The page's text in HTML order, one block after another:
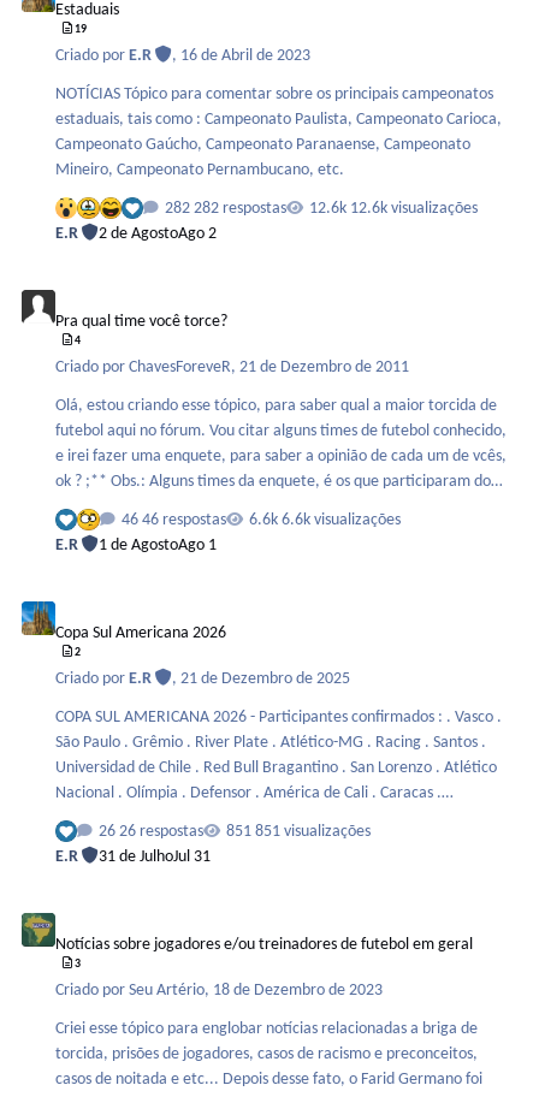
Estaduais
19
Criado porE.R , 16 de Abril de 2023
NOTÍCIAS Tópico para comentar sobre os principais campeonatos
estaduais, tais como : Campeonato Paulista, Campeonato Carioca,
Campeonato Gaúcho, Campeonato Paranaense, Campeonato
Mineiro, Campeonato Pernambucano, etc.
282 respostas
12.6k visualizações
E.R
2 de AgostoAgo 2
Pra qual time você torce?
4
Criado porChavesForeveR,21 de Dezembro de 2011
Olá, estou criando esse tópico, para saber qual a maior torcida de
futebol aqui no fórum. Vou citar alguns times de futebol conhecido,
e irei fazer uma enquete, para saber a opinião de cada um de vcês,
ok ? ;** Obs.: Alguns times da enquete, é os que participaram do
Brasileiro Séries A e B desse ano.
46 respostas
6.6k visualizações
E.R
1 de AgostoAgo 1
Copa Sul Americana 2026
2
Criado porE.R ,21 de Dezembro de 2025
COPA SUL AMERICANA 2026 - Participantes confirmados : . Vasco .
São Paulo . Grêmio . River Plate . Atlético-MG . Racing . Santos .
Universidad de Chile . Red Bull Bragantino . San Lorenzo . Atlético
Nacional . Olímpia . Defensor . América de Cali . Caracas .
Millonarios . Tigre . Cobresal . Palestino . Audax Italiano . Barracas
Central . Deportivo Riestra - Atual campeão : . 2025 - Lanús -
Emissora de TV e serviço de streaming que vão transmitir o torneio :
26 respostas
851 visualizações
E.R
31 de JulhoJul 31
Notícias sobre jogadores e/ou treinadores de futebol em geral
3
Criado porSeu Artério, 18 de Dezembro de 2023
Criei esse tópico para englobar notícias relacionadas a briga de
torcida, prisões de jogadores, casos de racismo e preconceitos,
casos de noitada e etc... Depois desse fato, o Farid Germano foi